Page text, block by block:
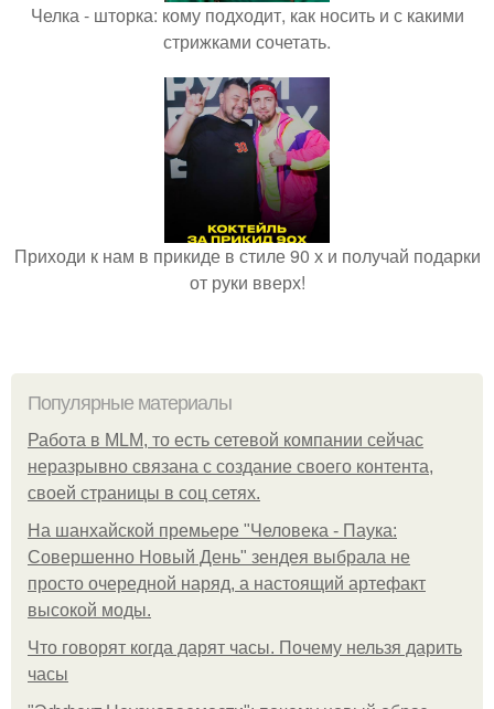
Челка - шторка: кому подходит, как носить и с какими
стрижками сочетать.
Приходи к нам в прикиде в стиле 90 х и получай подарки
от руки вверх!
Популярные материалы
Работа в MLM, то есть сетевой компании сейчас
неразрывно связана с создание своего контента,
своей страницы в соц сетях.
На шанхайской премьере "Человека - Паука:
Совершенно Новый День" зендея выбрала не
просто очередной наряд, а настоящий артефакт
высокой моды.
Что говорят когда дарят часы. Почему нельзя дарить
часы